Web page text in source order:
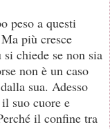
peso a questi
più cresce
chiede se non sia
non è un caso
sua. Adesso
suo cuore e
il confine tra